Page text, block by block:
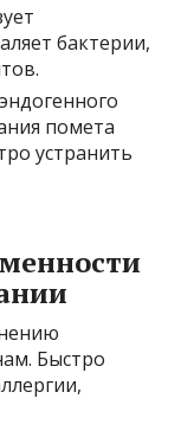
бактерии,
помета
устранить
Быстро